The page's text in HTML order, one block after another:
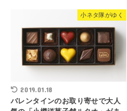
小ネタ隊がゆく
2019.01.18
バレンタインのお取り寄せで大人